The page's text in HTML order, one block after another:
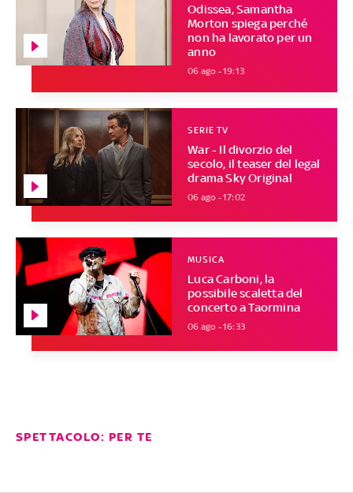
Odissea, Samantha
Morton spiega perché
non ha lavorato per un
anno
06 ago - 19:13
War - Il divorzio del
secolo, il teaser del legal
drama Sky Original
SERIE TV
06 ago - 17:02
Luca Carboni, la
possibile scaletta del
concerto a Taormina
MUSICA
06 ago - 16:33
SPETTACOLO: PER TE